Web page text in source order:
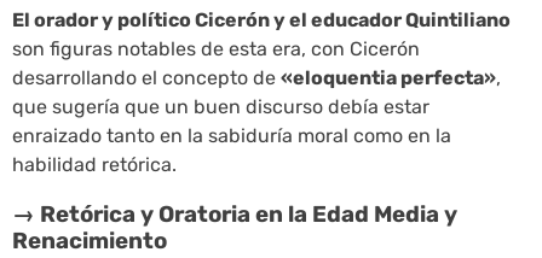
El orador y político Cicerón y el educador Quintiliano
son figuras notables de esta era, con Cicerón
desarrollando el concepto de «eloquentia perfecta»,
que sugería que un buen discurso debía estar
enraizado tanto en la sabiduría moral como en la
habilidad retórica.
→ Retórica y Oratoria en la Edad Media y
Renacimiento